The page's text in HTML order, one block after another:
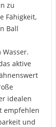
zu
Fähigkeit,
Ball
aktive
idealen
empfehlen
und